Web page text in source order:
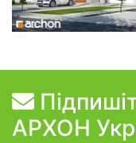
АРХОН